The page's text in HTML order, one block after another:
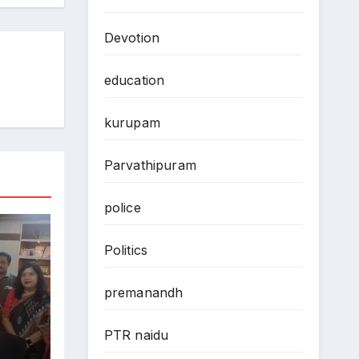
Devotion
education
kurupam
Parvathipuram
police
Politics
premanandh
PTR naidu